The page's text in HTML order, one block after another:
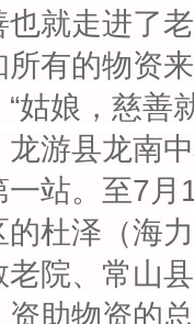
也就走进了
所有的物资
“姑娘，慈善
县龙南中
一站。至7月
的杜泽（海
老院、常山
资助物资的